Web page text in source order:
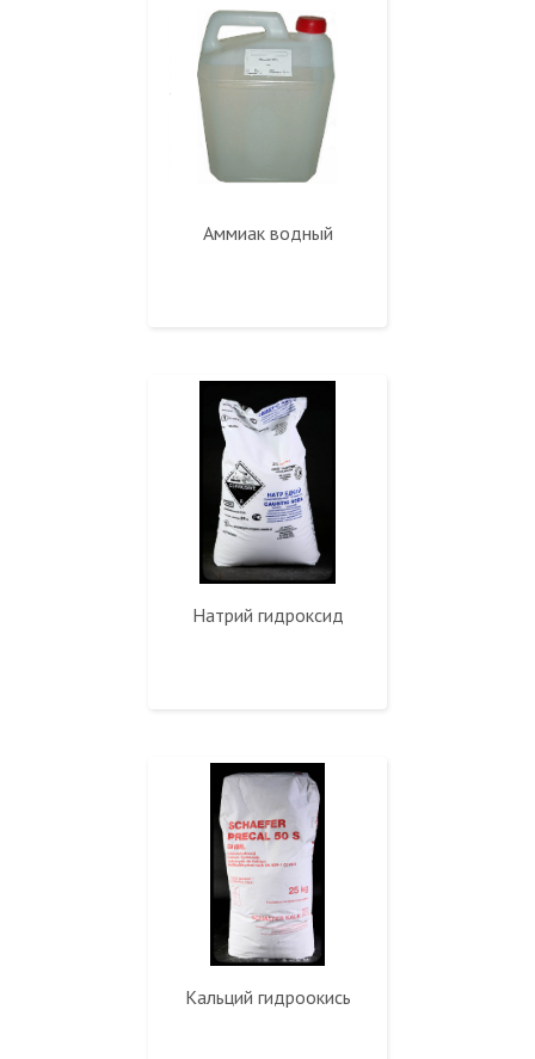
Аммиак водный
Натрий гидроксид
Кальций гидроокись